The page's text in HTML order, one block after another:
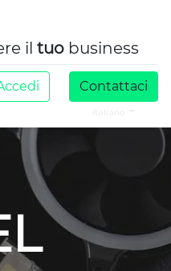
il tuo business
Contattaci